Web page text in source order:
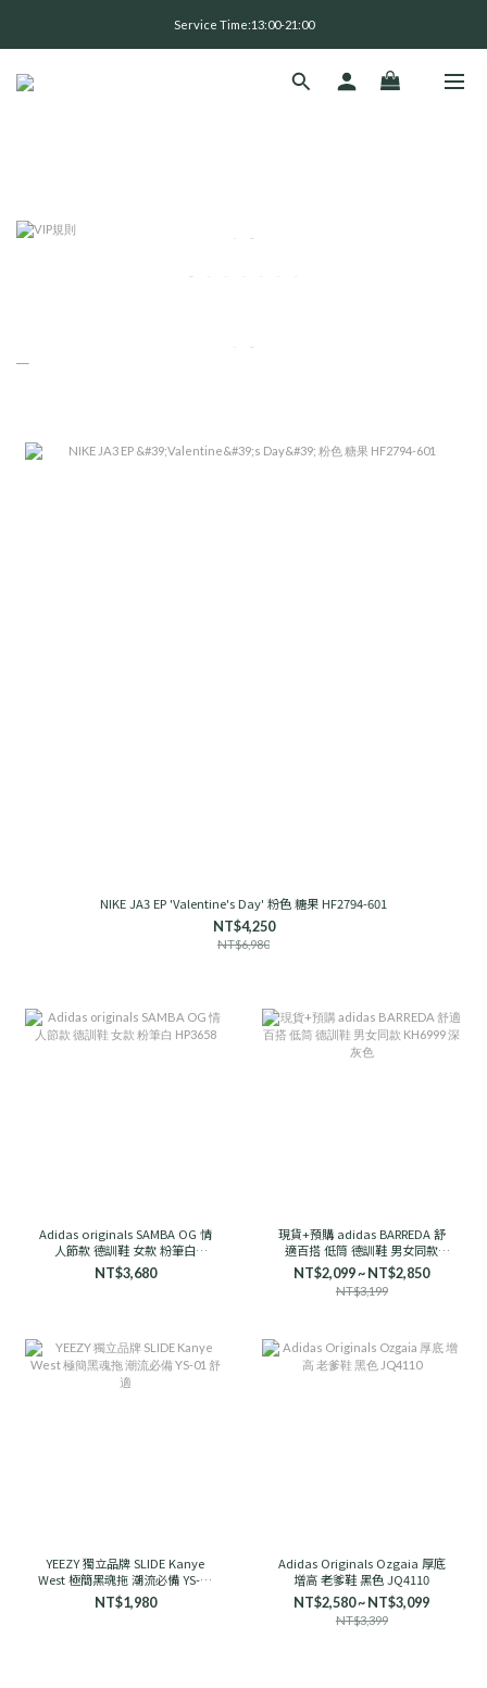
全 館 消 費 滿 三 千 免 運 費 🤘🏻
Service Time:13:00-21:00
全 館 消 費 滿 三 千 免 運 費 🤘🏻
NIKE JA3 EP 'Valentine's Day' 粉色 糖果 HF2794-601
NT$4,250
NT$6,980
Adidas originals SAMBA OG 情
人節款 德訓鞋 女款 粉筆白
HP3658
NT$3,680
現貨+預購 adidas BARREDA 舒
適百搭 低筒 德訓鞋 男女同款
KH6999 深灰色
NT$2,099 ~ NT$2,850
NT$3,199
YEEZY 獨立品牌 SLIDE Kanye
West 極簡黑魂拖 潮流必備 YS-01
舒適
NT$1,980
Adidas Originals Ozgaia 厚底
增高 老爹鞋 黑色 JQ4110
NT$2,580 ~ NT$3,099
NT$3,399